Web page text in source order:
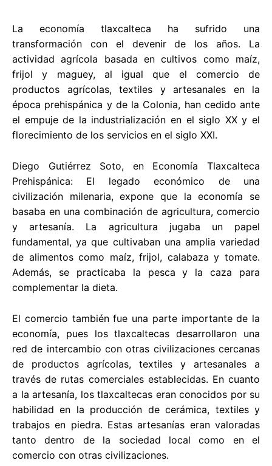
La economía tlaxcalteca ha sufrido una
transformación con el devenir de los años. La
actividad agrícola basada en cultivos como maíz,
frijol y maguey, al igual que el comercio de
productos agrícolas, textiles y artesanales en la
época prehispánica y de la Colonia, han cedido ante
el empuje de la industrialización en el siglo XX y el
florecimiento de los servicios en el siglo XXI.
Diego Gutiérrez Soto, en Economía Tlaxcalteca
Prehispánica: El legado económico de una
civilización milenaria, expone que la economía se
basaba en una combinación de agricultura, comercio
y artesanía. La agricultura jugaba un papel
fundamental, ya que cultivaban una amplia variedad
de alimentos como maíz, frijol, calabaza y tomate.
Además, se practicaba la pesca y la caza para
complementar la dieta.
El comercio también fue una parte importante de la
economía, pues los tlaxcaltecas desarrollaron una
red de intercambio con otras civilizaciones cercanas
de productos agrícolas, textiles y artesanales a
través de rutas comerciales establecidas. En cuanto
a la artesanía, los tlaxcaltecas eran conocidos por su
habilidad en la producción de cerámica, textiles y
trabajos en piedra. Estas artesanías eran valoradas
tanto dentro de la sociedad local como en el
comercio con otras civilizaciones.